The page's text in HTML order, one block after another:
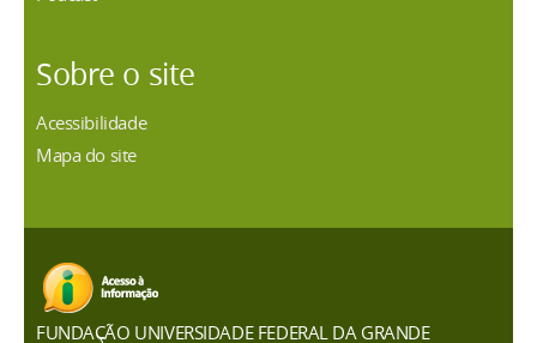
Sobre o site
Acessibilidade
Mapa do site
FUNDAÇÃO UNIVERSIDADE FEDERAL DA GRANDE